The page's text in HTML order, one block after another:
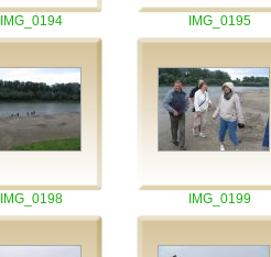
IMG_0194 IMG_0195
IMG_0198 IMG_0199